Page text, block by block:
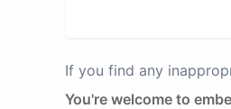
If you find any
You're welcome to